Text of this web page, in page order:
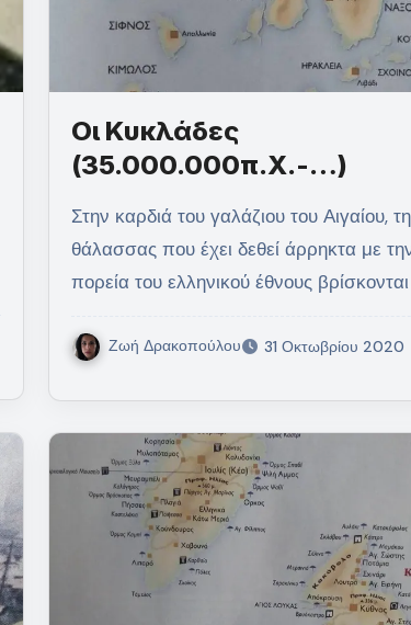
Οι Κυκλάδες
(35.000.000π.Χ.-…)
Στην καρδιά του γαλάζιου του Αιγαίου, της
θάλασσας που έχει δεθεί άρρηκτα με
πορεία του ελληνικού έθνους βρίσκονται
Ζωή Δρακοπούλου 31 Οκτωβρίου 2020